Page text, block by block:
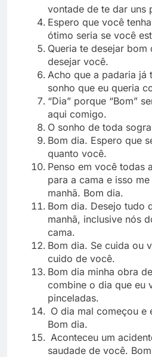
vontade de te dar uns
Espero que você
ótimo seria se você
Queria te desejar
desejar você.
Acho que a padaria já
sonho que eu queria
“Dia” porque “Bom”
aqui comigo.
O sonho de toda
Bom dia. Espero que
quanto você.
Penso em você todas
para a cama e isso
manhã. Bom dia.
Bom dia. Desejo tudo
manhã, inclusive nós
cama.
Bom dia. Se cuida ou
cuido de você.
Bom dia minha obra
combine o dia que eu
pinceladas.
O dia mal começou e
Bom dia.
Aconteceu um
saudade de você.